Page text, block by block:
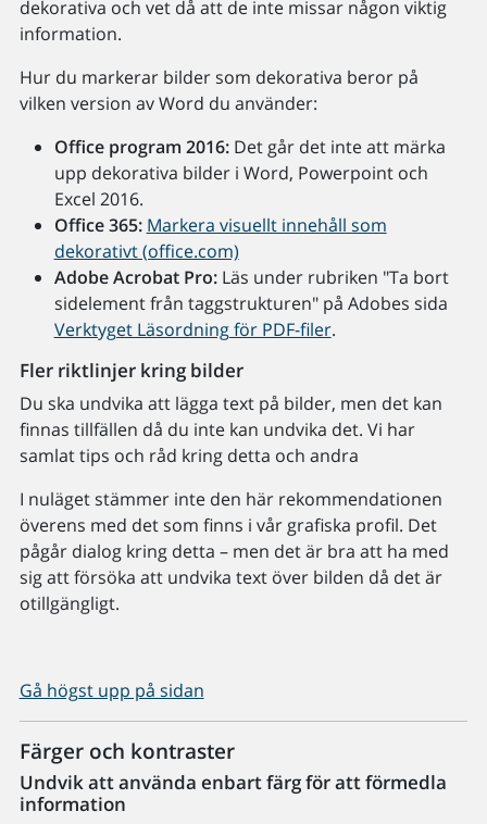
dekorativa och vet då att de inte missar någon viktig
information.
Hur du markerar bilder som dekorativa beror på
vilken version av Word du använder:
Office program 2016:Det går det inte att märka
upp dekorativa bilder i Word, Powerpoint och
Excel 2016.
Office 365: Markera visuellt innehåll som
dekorativt (office.com)
Adobe Acrobat Pro:Läs under rubriken "Ta bort
sidelement från taggstrukturen" på Adobes sida
Verktyget Läsordning för PDF-filer.
Fler riktlinjer kring bilder
Du ska undvika att lägga text på bilder, men det kan
finnas tillfällen då du inte kan undvika det. Vi har
samlat tips och råd kring detta och andra
I nuläget stämmer inte den här rekommendationen
överens med det som finns i vår grafiska profil. Det
pågår dialog kring detta – men det är bra att ha med
sig att försöka att undvika text över bilden då det är
otillgängligt.
Gå högst upp på sidan
Färger och kontraster
Undvik att använda enbart färg för att förmedla
information